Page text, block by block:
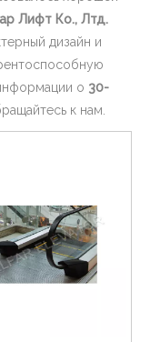
Лифт Ко., Лтд.
дизайн и
о 30-
к нам.